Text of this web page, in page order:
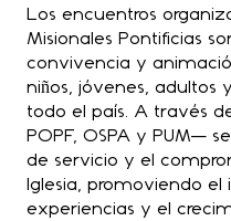
Los encuentros
Misionales Pontificias
convivencia y
niños, jóvenes, adultos
todo el país. A través
POPF, OSPA y PUM—
de servicio y el
Iglesia, promoviendo el
experiencias y el